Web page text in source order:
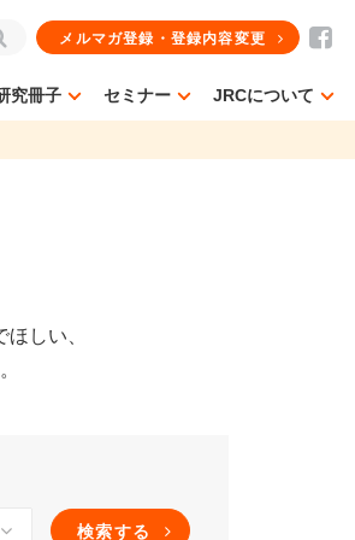
究冊子 セミナー JRCについて
メルマガ登録・登録内容変更
しい、
検索する